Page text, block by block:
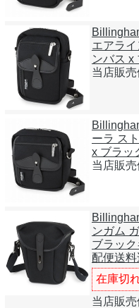
エアラ
ンバス x
当店販売
ーラ ス
x ブラッ
当店販売
ンガム
ブラッ
配便送料
在庫切
当店販売